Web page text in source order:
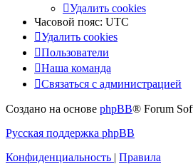
Удалить cookies
Часовой пояс: UTC
Удалить cookies
Пользователи
Наша команда
Связаться с администрацией
Создано на основе phpBB® Forum
Русская поддержка phpBB
Конфиденциальность | Правила